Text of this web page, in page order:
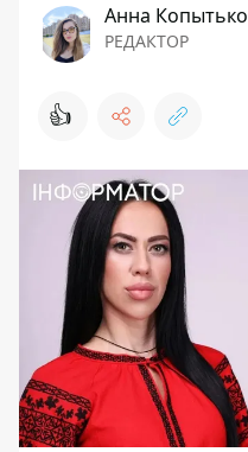
Анна Копытько
РЕДАКТОР
👍